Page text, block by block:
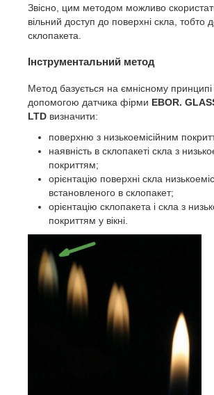
Звісно, цим методом можливо
вільний доступ до поверхні скла, тобто
склопакета.
Інструментальний метод
Метод базується на ємнісному принципі
допомогою датчика фірми EBOR.
LTD визначити:
поверхню з низькоемісійним
наявність в склопакеті скла з
покриттям;
орієнтацію поверхні скла
встановленого в склопакет;
орієнтацію склопакета і скла з
покриттям у вікні.